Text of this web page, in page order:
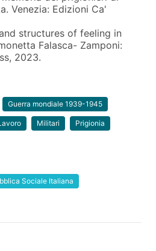
Venezia: Edizioni Ca'
structures of feeling in
Falasca- Zamponi:
2023.
Guerra mondiale 1939-1945
Militari Prigionia
Sociale Italiana